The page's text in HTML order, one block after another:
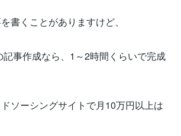
書くことがありますけど、
事作成なら、1～2時間くらいで完成
ソーシングサイトで月10万円以上は